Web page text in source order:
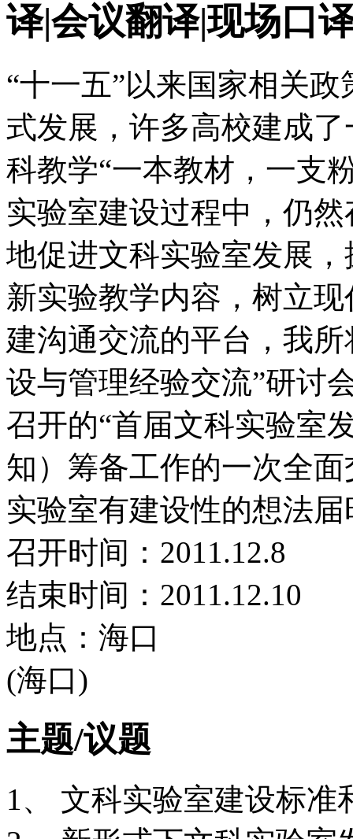
译|会议翻译|现场口
“十一五”以来国家相关
式发展，许多高校建成
科教学“一本教材，一支
实验室建设过程中，仍
地促进文科实验室发展
新实验教学内容，树立
建沟通交流的平台，我
设与管理经验交流”研讨
召开的“首届文科实验室
知）筹备工作的一次全
实验室有建设性的想法
召开时间：2011.12.8
结束时间：2011.12.10
地点：海口
(海口)
主题/议题
1、 文科实验室建设标准